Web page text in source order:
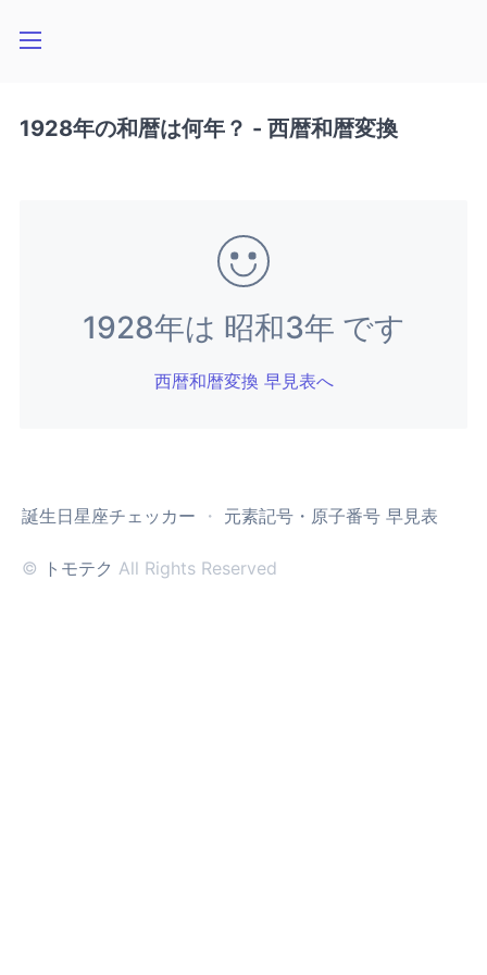
1928年の和暦は何年？ - 西暦和暦変換
1928年は 昭和3年 です
西暦和暦変換 早見表へ
誕生日星座チェッカー ・ 元素記号・原子番号 早見表
© トモテク All Rights Reserved